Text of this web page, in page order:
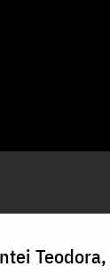
Teodora,